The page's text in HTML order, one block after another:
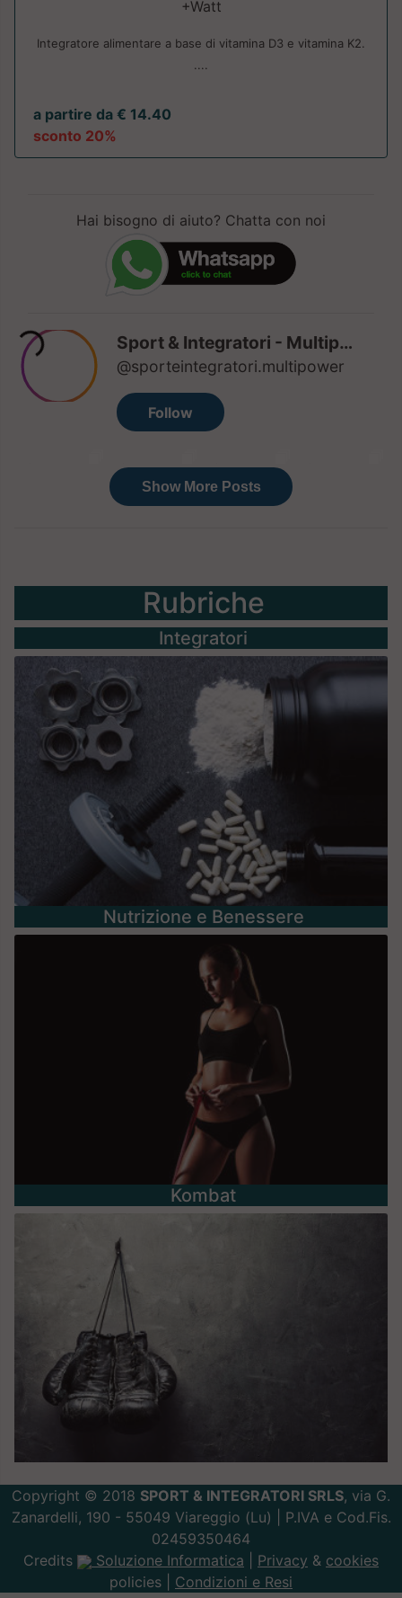
+Watt
Integratore alimentare a base di vitamina D3 e vitamina K2.
....
a partire da € 14.40
sconto 20%
Hai bisogno di aiuto? Chatta con noi
Rubriche
Integratori
Nutrizione e Benessere
Kombat
Copyright © 2018 SPORT & INTEGRATORI SRLS, via G.
Zanardelli, 190 - 55049 Viareggio (Lu) | P.IVA e Cod.Fis.
02459350464
Credits
Soluzione Informatica Privacy & cookies
policies | Condizioni e Resi